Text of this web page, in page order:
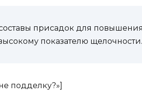
присадок для
показателю щелочности.
подделку?»]